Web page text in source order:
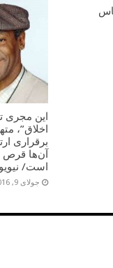
عباس
این مجری
اخلاق”،
برقراری
آن‌ها قرص
است/
جولای 9, 2016